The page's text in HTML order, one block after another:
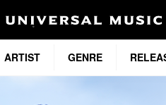
ARTIST GENRE